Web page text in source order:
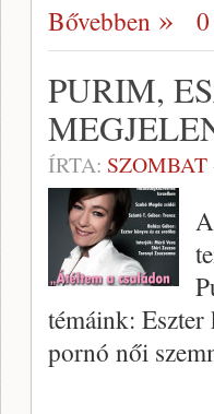
Bővebben
PURIM,
ÍRTA: SZOMBAT
témáink:
pornó női